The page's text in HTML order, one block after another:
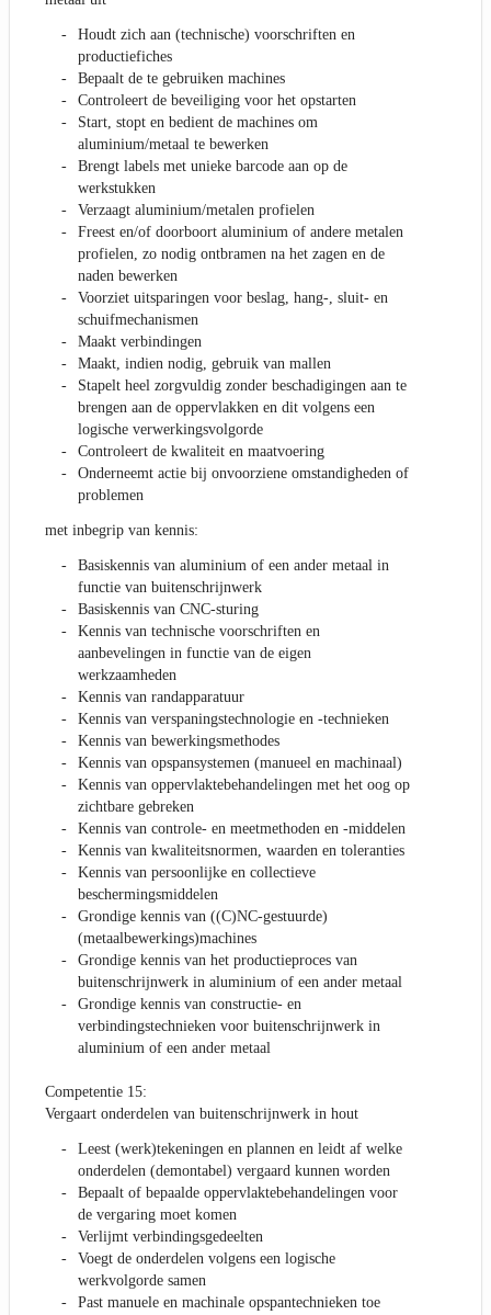
Houdt zich aan (technische) voorschriften en
productiefiches
Bepaalt de te gebruiken machines
Controleert de beveiliging voor het opstarten
Start, stopt en bedient de machines om
aluminium/metaal te bewerken
Brengt labels met unieke barcode aan op de
werkstukken
Verzaagt aluminium/metalen profielen
Freest en/of doorboort aluminium of andere metalen
profielen, zo nodig ontbramen na het zagen en de
naden bewerken
Voorziet uitsparingen voor beslag, hang-, sluit- en
schuifmechanismen
Maakt verbindingen
Maakt, indien nodig, gebruik van mallen
Stapelt heel zorgvuldig zonder beschadigingen aan te
brengen aan de oppervlakken en dit volgens een
logische verwerkingsvolgorde
Controleert de kwaliteit en maatvoering
Onderneemt actie bij onvoorziene omstandigheden of
problemen
met inbegrip van kennis:
Basiskennis van aluminium of een ander metaal in
functie van buitenschrijnwerk
Basiskennis van CNC-sturing
Kennis van technische voorschriften en
aanbevelingen in functie van de eigen
werkzaamheden
Kennis van randapparatuur
Kennis van verspaningstechnologie en -technieken
Kennis van bewerkingsmethodes
Kennis van opspansystemen (manueel en machinaal)
Kennis van oppervlaktebehandelingen met het oog op
zichtbare gebreken
Kennis van controle- en meetmethoden en -middelen
Kennis van kwaliteitsnormen, waarden en toleranties
Kennis van persoonlijke en collectieve
beschermingsmiddelen
Grondige kennis van ((C)NC-gestuurde)
(metaalbewerkings)machines
Grondige kennis van het productieproces van
buitenschrijnwerk in aluminium of een ander metaal
Grondige kennis van constructie- en
verbindingstechnieken voor buitenschrijnwerk in
aluminium of een ander metaal
Competentie 15:
Vergaart onderdelen van buitenschrijnwerk in hout
Leest (werk)tekeningen en plannen en leidt af welke
onderdelen (demontabel) vergaard kunnen worden
Bepaalt of bepaalde oppervlaktebehandelingen voor
de vergaring moet komen
Verlijmt verbindingsgedeelten
Voegt de onderdelen volgens een logische
werkvolgorde samen
Past manuele en machinale opspantechnieken toe